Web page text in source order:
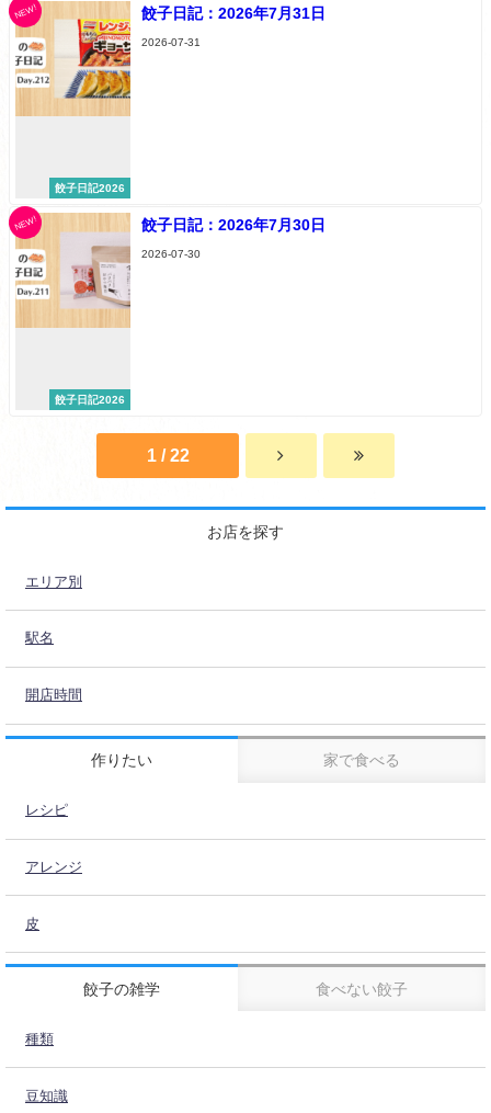
NEW!
餃子日記2026
餃子日記：2026年7月31日
2026-07-31
NEW!
餃子日記2026
餃子日記：2026年7月30日
2026-07-30
1 / 22
お店を探す
エリア別
駅名
開店時間
作りたい 家で食べる
レシピ
アレンジ
皮
餃子の雑学 食べない餃子
種類
豆知識